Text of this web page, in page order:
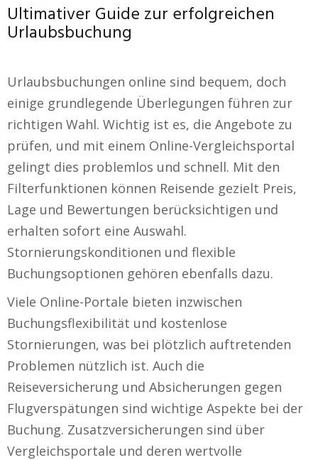
Ultimativer Guide zur erfolgreichen
Urlaubsbuchung
Urlaubsbuchungen online sind bequem, doch
einige grundlegende Überlegungen führen zur
richtigen Wahl. Wichtig ist es, die Angebote zu
prüfen, und mit einem Online-Vergleichsportal
gelingt dies problemlos und schnell. Mit den
Filterfunktionen können Reisende gezielt Preis,
Lage und Bewertungen berücksichtigen und
erhalten sofort eine Auswahl.
Stornierungskonditionen und flexible
Buchungsoptionen gehören ebenfalls dazu.
Viele Online-Portale bieten inzwischen
Buchungsflexibilität und kostenlose
Stornierungen, was bei plötzlich auftretenden
Problemen nützlich ist. Auch die
Reiseversicherung und Absicherungen gegen
Flugverspätungen sind wichtige Aspekte bei der
Buchung. Zusatzversicherungen sind über
Vergleichsportale und deren wertvolle